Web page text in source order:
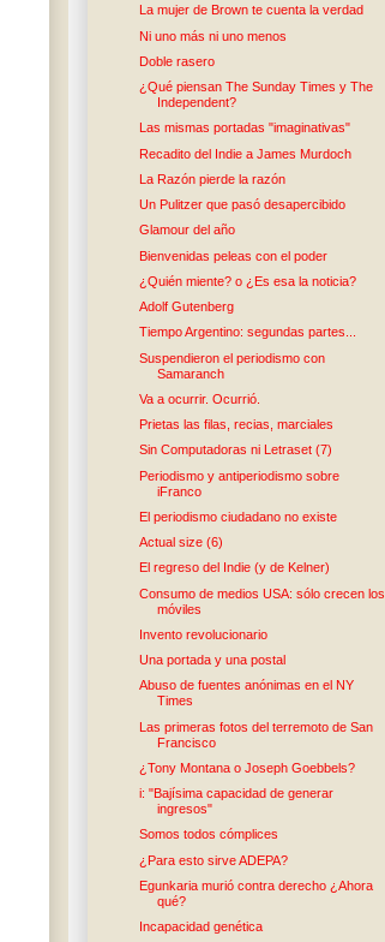
La mujer de Brown te cuenta la verdad
Ni uno más ni uno menos
Doble rasero
¿Qué piensan The Sunday Times y The
Independent?
Las mismas portadas "imaginativas"
Recadito del Indie a James Murdoch
La Razón pierde la razón
Un Pulitzer que pasó desapercibido
Glamour del año
Bienvenidas peleas con el poder
¿Quién miente? o ¿Es esa la noticia?
Adolf Gutenberg
Tiempo Argentino: segundas partes...
Suspendieron el periodismo con
Samaranch
Va a ocurrir. Ocurrió.
Prietas las filas, recias, marciales
Sin Computadoras ni Letraset (7)
Periodismo y antiperiodismo sobre
iFranco
El periodismo ciudadano no existe
Actual size (6)
El regreso del Indie (y de Kelner)
Consumo de medios USA: sólo crecen los
móviles
Invento revolucionario
Una portada y una postal
Abuso de fuentes anónimas en el NY
Times
Las primeras fotos del terremoto de San
Francisco
¿Tony Montana o Joseph Goebbels?
i: "Bajísima capacidad de generar
ingresos"
Somos todos cómplices
¿Para esto sirve ADEPA?
Egunkaria murió contra derecho ¿Ahora
qué?
Incapacidad genética